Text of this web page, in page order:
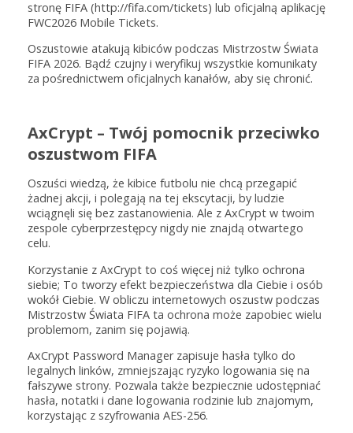
stronę FIFA (http://fifa.com/tickets) lub oficjalną aplikację
FWC2026 Mobile Tickets.
Oszustowie atakują kibiców podczas Mistrzostw Świata
FIFA 2026. Bądź czujny i weryfikuj wszystkie komunikaty
za pośrednictwem oficjalnych kanałów, aby się chronić.
AxCrypt – Twój pomocnik przeciwko
oszustwom FIFA
Oszuści wiedzą, że kibice futbolu nie chcą przegapić
żadnej akcji, i polegają na tej ekscytacji, by ludzie
wciągnęli się bez zastanowienia. Ale z AxCrypt w twoim
zespole cyberprzestępcy nigdy nie znajdą otwartego
celu.
Korzystanie z AxCrypt to coś więcej niż tylko ochrona
siebie; To tworzy efekt bezpieczeństwa dla Ciebie i osób
wokół Ciebie. W obliczu internetowych oszustw podczas
Mistrzostw Świata FIFA ta ochrona może zapobiec wielu
problemom, zanim się pojawią.
AxCrypt Password Manager zapisuje hasła tylko do
legalnych linków, zmniejszając ryzyko logowania się na
fałszywe strony. Pozwala także bezpiecznie udostępniać
hasła, notatki i dane logowania rodzinie lub znajomym,
korzystając z szyfrowania AES-256.